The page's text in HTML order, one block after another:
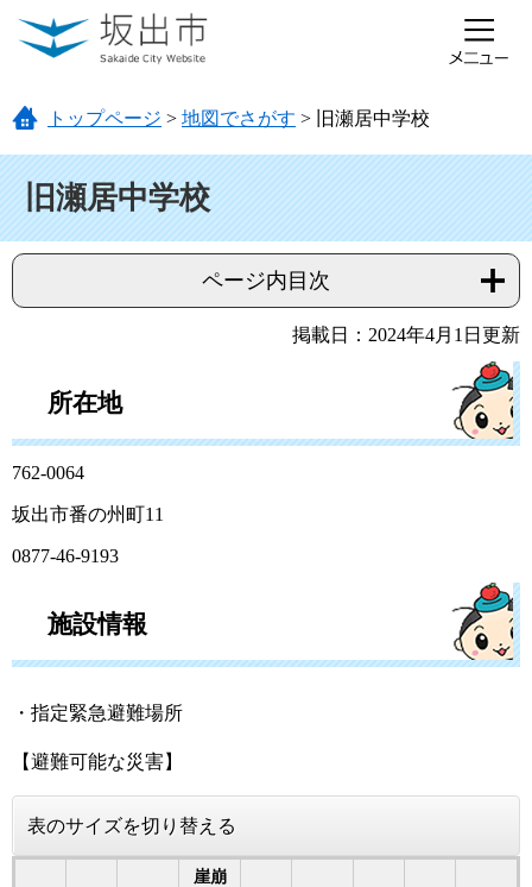
ページの先頭です。
メニューを飛ばして本文へ
トップページ > 地図でさがす > 旧瀬居中学校
旧瀬居中学校
ページ内目次
掲載日：2024年4月1日更新
所在地
762-0064
坂出市番の州町11
0877-46-9193
施設情報
・指定緊急避難場所
【避難可能な災害】
表のサイズを切り替える
崖崩